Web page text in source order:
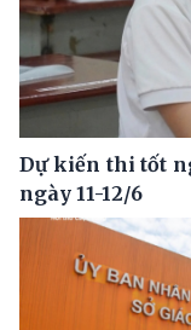
Dự kiến thi tốt
ngày 11-12/6